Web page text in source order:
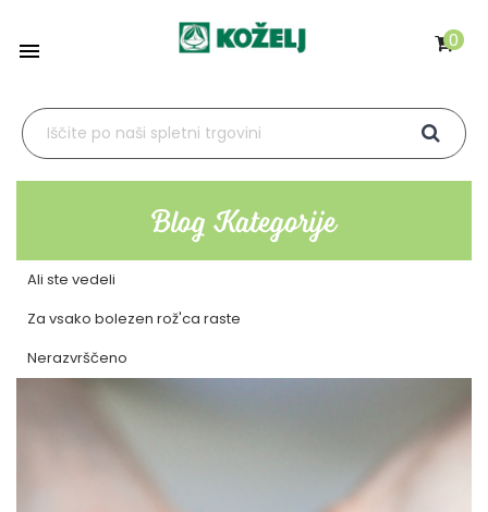
 0
Blog Kategorije
Ali ste vedeli
Za vsako bolezen rož'ca raste
Nerazvrščeno